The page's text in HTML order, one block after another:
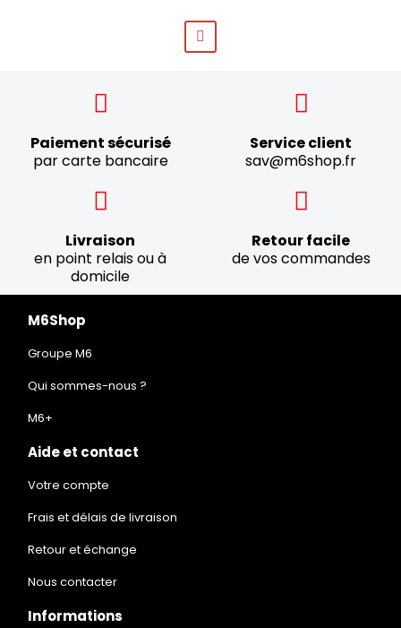
Paiement sécurisé
par carte bancaire
Service client
sav@m6shop.fr
Livraison
en point relais ou à
domicile
Retour facile
de vos commandes
M6Shop
Groupe M6
Qui sommes-nous ?
M6+
Aide et contact
Votre compte
Frais et délais de livraison
Retour et échange
Nous contacter
Informations